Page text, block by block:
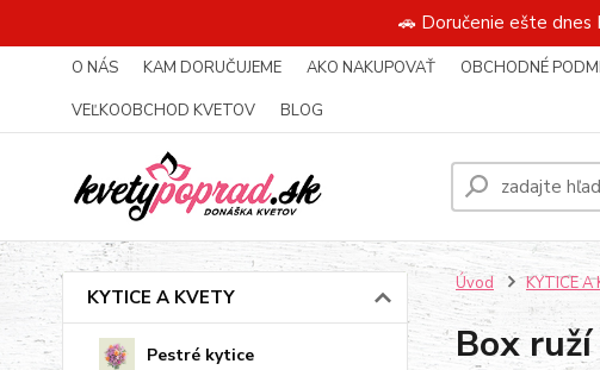
🚗 Doručenie ešte dnes
O NÁS KAM DORUČUJEME AKO NAKUPOVAŤ OBCHODNÉ
VEĽKOOBCHOD KVETOV
BLOG
KYTICE A KVETY
Pestré kytice
Úvod KYTICE A
Box